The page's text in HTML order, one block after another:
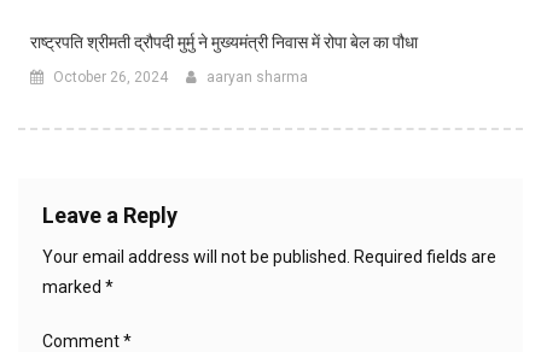
राष्ट्रपति श्रीमती द्रौपदी मुर्मु ने मुख्यमंत्री निवास में रोपा बेल का पौधा
October 26, 2024 aaryan sharma
Leave a Reply
Your email address will not be published.
Required fields are
marked *
Comment*